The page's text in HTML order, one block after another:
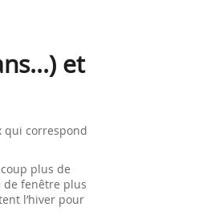
et
qui correspond
plus de
de fenêtre plus
l’hiver pour